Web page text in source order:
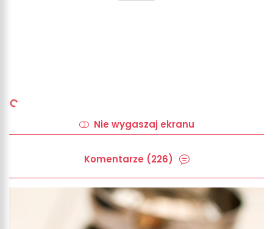
Nie wygaszaj ekranu
Komentarze (226)